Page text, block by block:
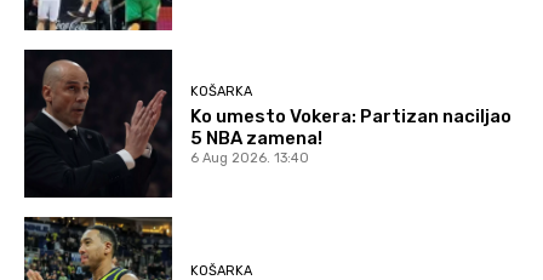
KOŠARKA
Ko umesto Vokera: Partizan naciljao
5 NBA zamena!
6 Aug 2026. 13:40
KOŠARKA